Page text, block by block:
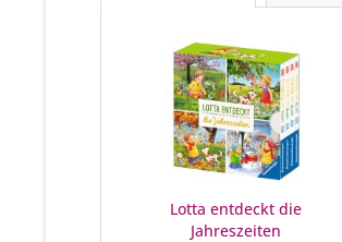
Lotta entdeckt die
Jahreszeiten